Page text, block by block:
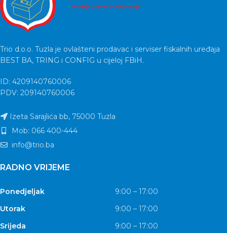
Trio d.o.o. Tuzla je ovlašteni prodavac i serviser fiskalnih uređaja
BEST BA, TRING i CONFIG u cijeloj FBiH.
ID: 4209140760006
PDV: 209140760006
Izeta Sarajlića bb, 75000 Tuzla
Mob: 066 400-444
info@trio.ba
RADNO VRIJEME
Ponedjeljak
9:00 – 17:00
Utorak
9:00 – 17:00
Srijeda
9:00 – 17:00